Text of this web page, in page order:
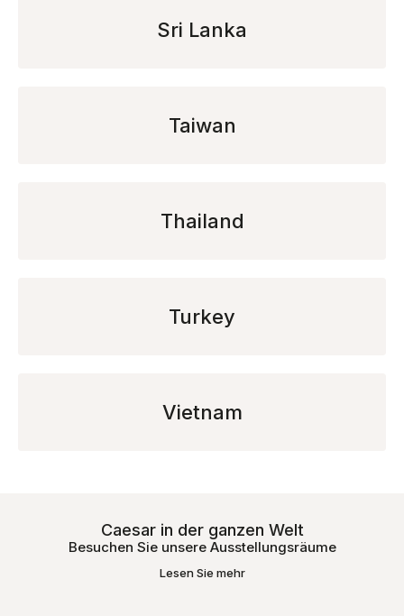
Sri Lanka
Taiwan
Thailand
Turkey
Vietnam
Caesar in der ganzen Welt
Besuchen Sie unsere Ausstellungsräume
Lesen Sie mehr